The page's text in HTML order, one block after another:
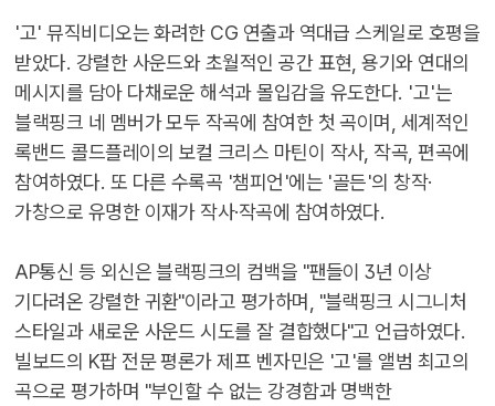
'고' 뮤직비디오는 화려한 CG 연출과 역대급 스케일로 호평을
받았다. 강렬한 사운드와 초월적인 공간 표현, 용기와 연대의
메시지를 담아 다채로운 해석과 몰입감을 유도한다. '고'는
블랙핑크 네 멤버가 모두 작곡에 참여한 첫 곡이며, 세계적인
록밴드 콜드플레이의 보컬 크리스 마틴이 작사, 작곡, 편곡에
참여하였다. 또 다른 수록곡 '챔피언'에는 '골든'의 창작·
가창으로 유명한 이재가 작사·작곡에 참여하였다.
AP통신 등 외신은 블랙핑크의 컴백을 "팬들이 3년 이상
기다려온 강렬한 귀환"이라고 평가하며, "블랙핑크 시그니처
스타일과 새로운 사운드 시도를 잘 결합했다"고 언급하였다.
빌보드의 K팝 전문 평론가 제프 벤자민은 '고'를 앨범 최고의
곡으로 평가하며 "부인할 수 없는 강경함과 명백한